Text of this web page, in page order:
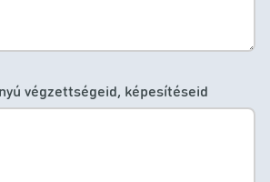
végzettségeid, képesítéseid